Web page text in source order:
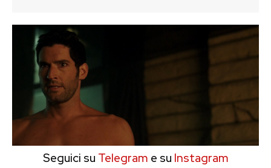
Seguici su Telegram e su Instagram